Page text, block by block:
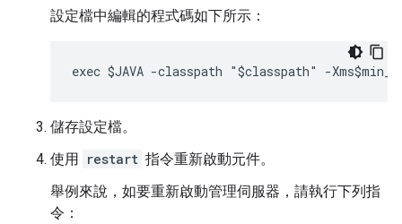
設定檔中編輯的程式碼如下所示：
exec $JAVA -classpath "$classpath" -
儲存設定檔。
使用 restart 指令重新啟動元件。
舉例來說，如要重新啟動管理伺服器，請執行下列指
令：